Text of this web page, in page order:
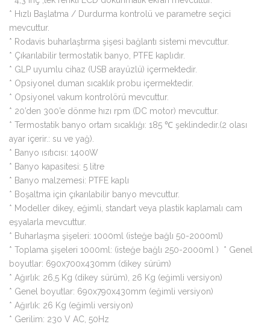
* Hızlı Başlatma / Durdurma kontrolü ve parametre seçici
mevcuttur.
* Rodavis buharlaştırma şişesi bağlantı sistemi mevcuttur.
* Çıkarılabilir termostatik banyo, PTFE kaplıdır.
* GLP uyumlu cihaz (USB arayüzlü) içermektedir.
* Opsiyonel duman sıcaklık probu içermektedir.
* Opsiyonel vakum kontrolörü mevcuttur.
* 20’den 300’e dönme hızı rpm (DC motor) mevcuttur.
* Termostatik banyo ortam sıcaklığı: 185 ℃ şeklindedir.(2 olası
ayar içerir.: su ve yağ).
* Banyo ısıtıcısı: 1400W
* Banyo kapasitesi: 5 litre
* Banyo malzemesi: PTFE kaplı
* Boşaltma için çıkarılabilir banyo mevcuttur.
* Modeller dikey, eğimli, standart veya plastik kaplamalı cam
eşyalarla mevcuttur.
* Buharlaşma şişeleri: 1000ml (isteğe bağlı 50-2000ml)
* Toplama şişeleri 1000ml: (isteğe bağlı 250-2000ml ) * Genel
boyutlar: 690x700x430mm (dikey sürüm)
* Ağırlık: 26,5 Kg (dikey sürüm), 26 Kg (eğimli versiyon)
* Genel boyutlar: 690x790x430mm (eğimli versiyon)
* Ağırlık: 26 Kg (eğimli versiyon)
* Gerilim: 230 V AC, 50Hz